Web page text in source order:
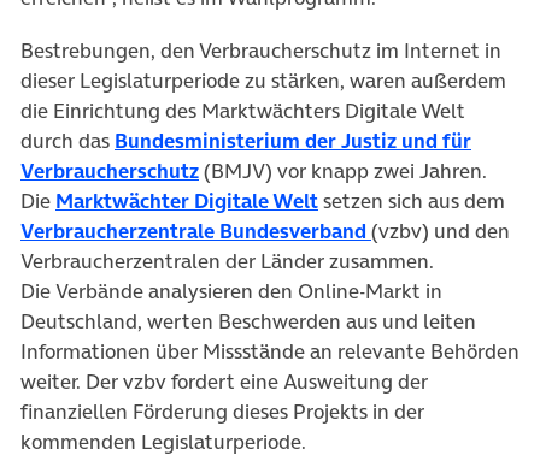
Bestrebungen, den Verbraucherschutz im Internet in
dieser Legislaturperiode zu stärken, waren außerdem
die Einrichtung des Marktwächters Digitale Welt
durch das Bundesministerium der Justiz und für
Verbraucherschutz(öffnet in neuem Tab)
(BMJV) vor knapp zwei Jahren.
Die Marktwächter Digitale Welt(öffnet in neuem Tab)
setzen sich aus dem
Verbraucherzentrale Bundesverband (öffnet in neuem
(vzbv) und den
Verbraucherzentralen der Länder zusammen.
Die Verbände analysieren den Online-Markt in
Deutschland, werten Beschwerden aus und leiten
Informationen über Missstände an relevante Behörden
weiter. Der vzbv fordert eine Ausweitung der
finanziellen Förderung dieses Projekts in der
kommenden Legislaturperiode.